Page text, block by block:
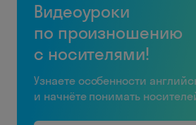
Видеоуроки
по произношению
с носителями!
Узнаете особенности
и начнёте понимать